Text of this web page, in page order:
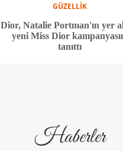
GÜZELLİK
Dior, Natalie Portman'ın yer
yeni Miss Dior
tanıttı
Haberler